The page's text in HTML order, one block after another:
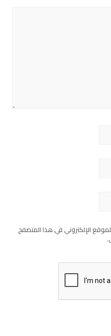
الإلكتروني في هذا المتصفح